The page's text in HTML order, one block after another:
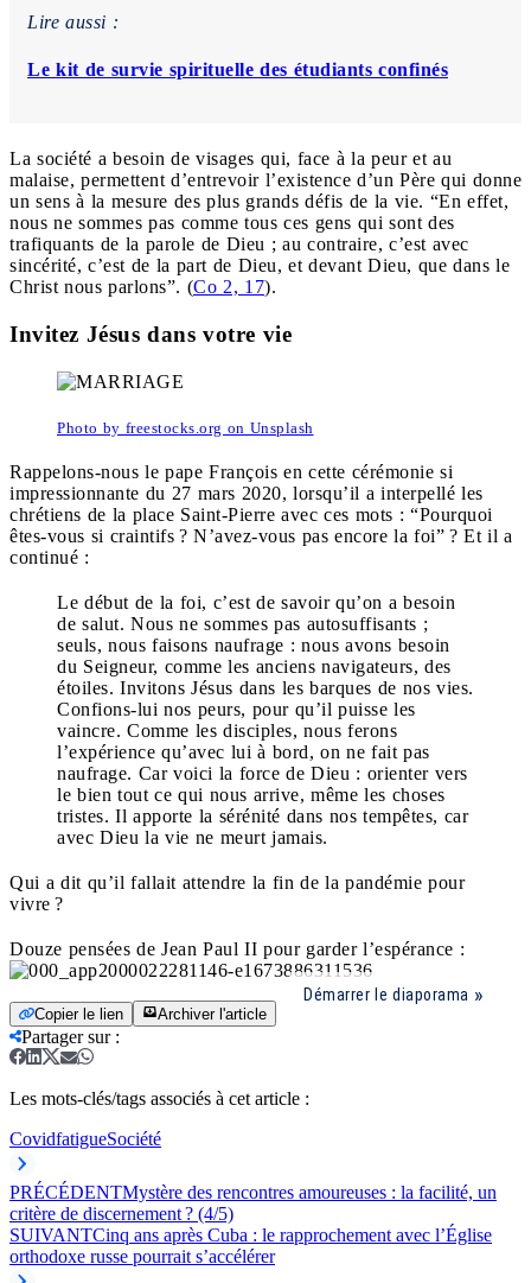
Lire aussi :
Le kit de survie spirituelle des étudiants confinés
La société a besoin de visages qui, face à la peur et au
malaise, permettent d’entrevoir l’existence d’un Père qui donne
un sens à la mesure des plus grands défis de la vie. “En effet,
nous ne sommes pas comme tous ces gens qui sont des
trafiquants de la parole de Dieu ; au contraire, c’est avec
sincérité, c’est de la part de Dieu, et devant Dieu, que dans le
Christ nous parlons”. (Co 2, 17).
Invitez Jésus dans votre vie
Photo by freestocks.org on Unsplash
Rappelons-nous le pape François en cette cérémonie si
impressionnante du 27 mars 2020, lorsqu’il a interpellé les
chrétiens de la place Saint-Pierre avec ces mots : “Pourquoi
êtes-vous si craintifs ? N’avez-vous pas encore la foi” ? Et il a
continué :
Le début de la foi, c’est de savoir qu’on a besoin
de salut. Nous ne sommes pas autosuffisants ;
seuls, nous faisons naufrage : nous avons besoin
du Seigneur, comme les anciens navigateurs, des
étoiles. Invitons Jésus dans les barques de nos vies.
Confions-lui nos peurs, pour qu’il puisse les
vaincre. Comme les disciples, nous ferons
l’expérience qu’avec lui à bord, on ne fait pas
naufrage. Car voici la force de Dieu : orienter vers
le bien tout ce qui nous arrive, même les choses
tristes. Il apporte la sérénité dans nos tempêtes, car
avec Dieu la vie ne meurt jamais.
Qui a dit qu’il fallait attendre la fin de la pandémie pour
vivre ?
Douze pensées de Jean Paul II pour garder l’espérance :
Démarrer le diaporama
Copier le lien Archiver l'article
Partager sur:
Les mots-clés/tags associés à cet article :
CovidfatigueSociété
PRÉCÉDENTMystère des rencontres amoureuses : la facilité, un
critère de discernement ? (4/5)
SUIVANTCinq ans après Cuba : le rapprochement avec l’Église
orthodoxe russe pourrait s’accélérer